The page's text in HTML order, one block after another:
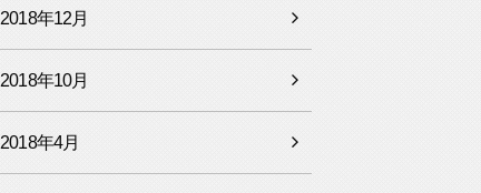
2018年12月
2018年10月
2018年4月